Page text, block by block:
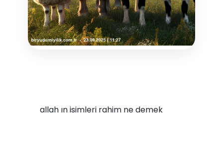
allah ın isimleri rahim ne demek